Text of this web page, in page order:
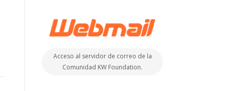
Acceso al servidor de correo de la
Comunidad KW Foundation.